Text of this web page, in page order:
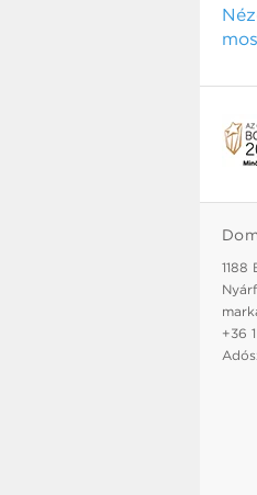
1188
+36